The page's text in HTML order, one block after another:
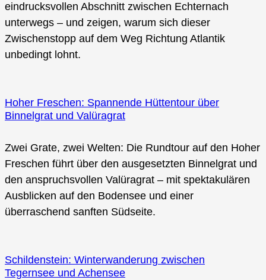
eindrucksvollen Abschnitt zwischen Echternach
unterwegs – und zeigen, warum sich dieser
Zwischenstopp auf dem Weg Richtung Atlantik
unbedingt lohnt.
Hoher Freschen: Spannende Hüttentour über
Binnelgrat und Valüragrat
Zwei Grate, zwei Welten: Die Rundtour auf den Hoher
Freschen führt über den ausgesetzten Binnelgrat und
den anspruchsvollen Valüragrat – mit spektakulären
Ausblicken auf den Bodensee und einer
überraschend sanften Südseite.
Schildenstein: Winterwanderung zwischen
Tegernsee und Achensee